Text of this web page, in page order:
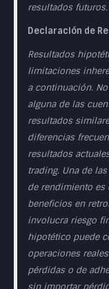
resultados futuros.
Declaración de
Resultados
limitaciones
a continuación.
alguna de las
resultados
diferencias
resultados
trading. Una de
de rendimiento es
beneficios en
involucra riesgo
hipotético puede
operaciones
pérdidas o de
sin importar